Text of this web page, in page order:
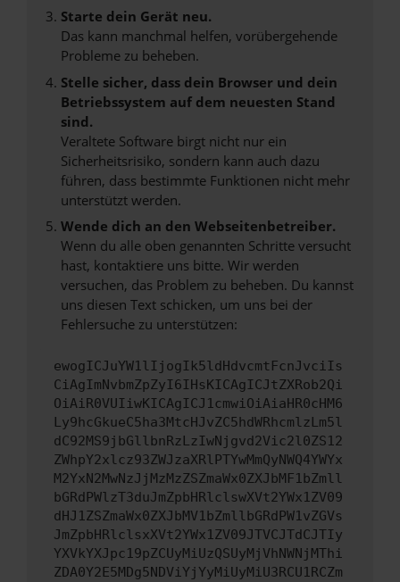
Starte dein Gerät neu.
Das kann manchmal helfen, vorübergehende
Probleme zu beheben.
Stelle sicher, dass dein Browser und dein
Betriebssystem auf dem neuesten Stand
sind.
Veraltete Software birgt nicht nur ein
Sicherheitsrisiko, sondern kann auch dazu
führen, dass bestimmte Funktionen nicht mehr
unterstützt werden.
Wende dich an den Webseitenbetreiber.
Wenn du alle oben genannten Schritte versucht
hast, kontaktiere uns bitte. Wir werden
versuchen, das Problem zu beheben. Du kannst
uns diesen Text schicken, um uns bei der
Fehlersuche zu unterstützen:
ewogICJuYW1lIjogIk5ldHdvcmtFcnJvciIs
CiAgImNvbmZpZyI6IHsKICAgICJtZXRob2Qi
OiAiR0VUIiwKICAgICJ1cmwiOiAiaHR0cHM6
Ly9hcGkueC5ha3MtcHJvZC5hdWRhcmlzLm5l
dC92MS9jbGllbnRzLzIwNjgvd2Vic2l0ZS12
ZWhpY2xlcz93ZWJzaXRlPTYwMmQyNWQ4YWYx
M2YxN2MwNzJjMzMzZSZmaWx0ZXJbMF1bZmll
bGRdPWlzT3duJmZpbHRlclswXVt2YWx1ZV09
dHJ1ZSZmaWx0ZXJbMV1bZmllbGRdPW1vZGVs
JmZpbHRlclsxXVt2YWx1ZV09JTVCJTdCJTIy
YXVkYXJpc19pZCUyMiUzQSUyMjVhNWNjMThi
ZDA0Y2E5MDg5NDViYjYyMiUyMiU3RCU1RCZm